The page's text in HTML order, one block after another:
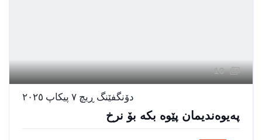
10
دۆنگفێنگ ڕیچ ٧ پیکاپ ٢٠٢٥
پەیوەندیمان پێوە بکە بۆ نرخ